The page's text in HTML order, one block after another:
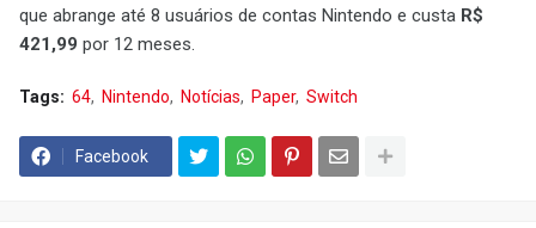
que abrange até 8 usuários de contas Nintendo e custa R$
421,99 por 12 meses.
Tags: 64 Nintendo Notícias Paper Switch
Facebook